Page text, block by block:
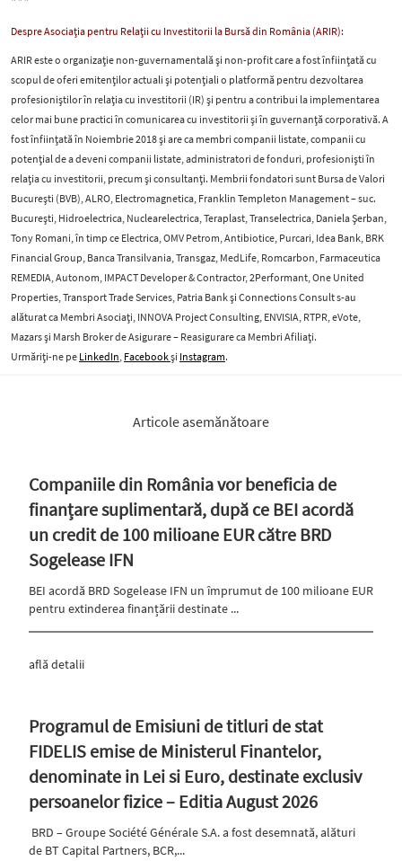
Despre Asociația pentru Relații cu Investitorii la Bursă din România (ARIR):
ARIR este o organizație non-guvernamentală și non-profit care a fost înființată cu
scopul de oferi emitenților actuali și potențiali o platformă pentru dezvoltarea
profesioniștilor în relația cu investitorii (IR) și pentru a contribui la implementarea
celor mai bune practici în comunicarea cu investitorii și în guvernanță corporativă. A
fost înființată în Noiembrie 2018 și are ca membri companii listate, companii cu
potențial de a deveni companii listate, administratori de fonduri, profesioniști în
relația cu investitorii, precum și consultanți. Membrii fondatori sunt Bursa de Valori
București (BVB), ALRO, Electromagnetica, Franklin Templeton Management – suc.
București, Hidroelectrica, Nuclearelectrica, Teraplast, Transelectrica, Daniela Șerban,
Tony Romani, în timp ce Electrica, OMV Petrom, Antibiotice, Purcari, Idea Bank, BRK
Financial Group, Banca Transilvania, Transgaz, MedLife, Romcarbon, Farmaceutica
REMEDIA, Autonom, IMPACT Developer & Contractor, 2Performant, One United
Properties, Transport Trade Services, Patria Bank și Connections Consult s-au
alăturat ca Membri Asociați, INNOVA Project Consulting, ENVISIA, RTPR, eVote,
Mazars și Marsh Broker de Asigurare – Reasigurare ca Membri Afiliați.
Urmăriți-ne pe LinkedIn, Facebookși Instagram.
Articole asemănătoare
Companiile din România vor beneficia de
finanțare suplimentară, după ce BEI acordă
un credit de 100 milioane EUR către BRD
Sogelease IFN
BEI acordă BRD Sogelease IFN un împrumut de 100 milioane EUR
pentru extinderea finanțării destinate ...
află detalii
Programul de Emisiuni de titluri de stat
FIDELIS emise de Ministerul Finantelor,
denominate in Lei si Euro, destinate exclusiv
persoanelor fizice – Editia August 2026
BRD – Groupe Société Générale S.A. a fost desemnată, alături
de BT Capital Partners, BCR,...